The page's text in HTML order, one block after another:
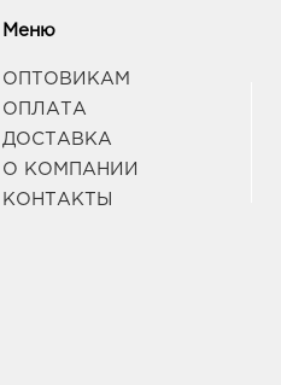
Меню
ОПТОВИКАМ
ОПЛАТА
ДОСТАВКА
О КОМПАНИИ
КОНТАКТЫ